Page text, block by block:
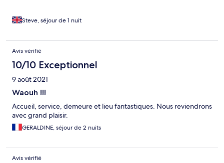
Steve, séjour de 1 nuit
Avis vérifié
10/10 Exceptionnel
9 août 2021
Waouh !!!
Accueil, service, demeure et lieu fantastiques. Nous reviendrons
avec grand plaisir.
GERALDINE, séjour de 2 nuits
Avis vérifié